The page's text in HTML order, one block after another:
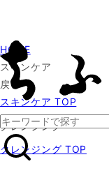
HOME
スキンケア
戻る
スキンケア TOP
クレンジング
クレンジング TOP